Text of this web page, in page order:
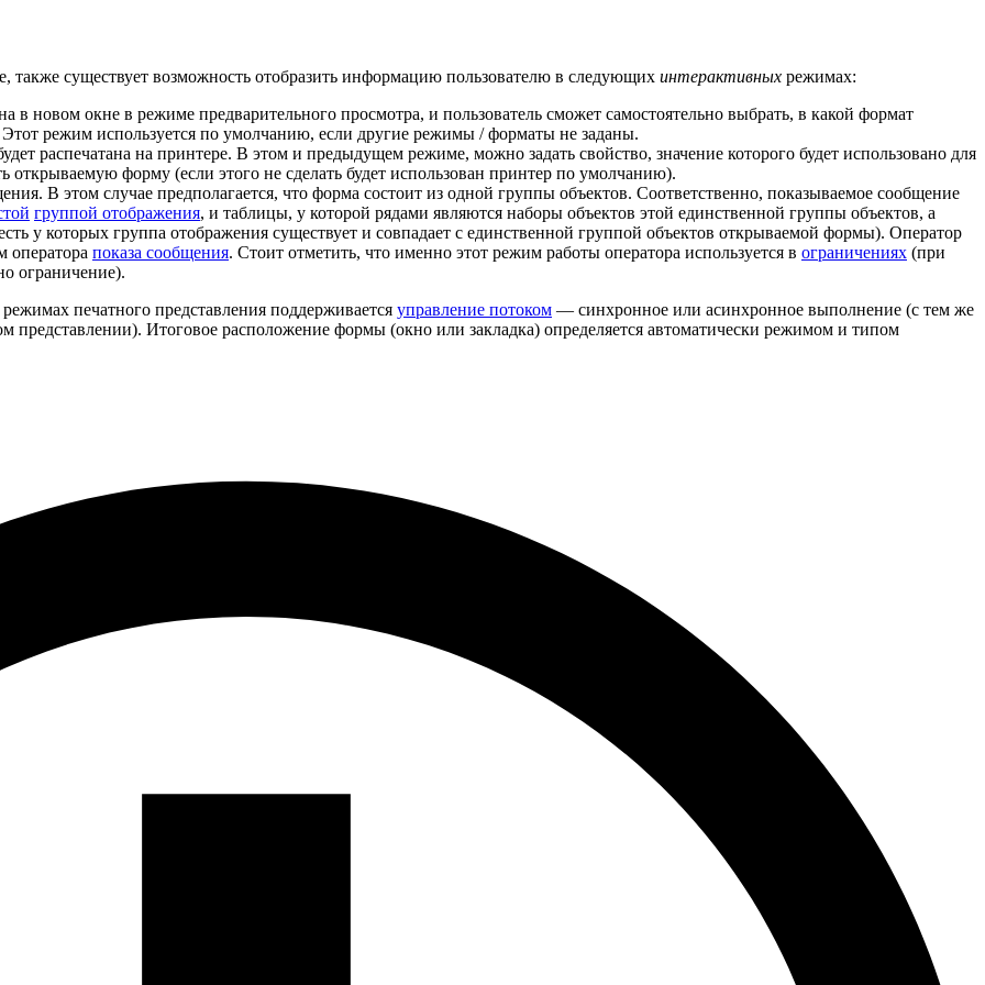
также существует возможность отобразить информацию пользователю в следующих интерактивных режимах:
в новом окне в режиме предварительного просмотра, и пользователь сможет самостоятельно выбрать, в какой формат
Этот режим используется по умолчанию, если другие режимы / форматы не заданы.
распечатана на принтере. В этом и предыдущем режиме, можно задать свойство, значение которого будет использовано для
открываемую форму (если этого не сделать будет использован принтер по умолчанию).
В этом случае предполагается, что форма состоит из одной группы объектов. Соответственно, показываемое сообщение
группой отображения, и таблицы, у которой рядами являются наборы объектов этой единственной группы объектов, а
у которых группа отображения существует и совпадает с единственной группой объектов открываемой формы). Оператор
оператора показа сообщения. Стоит отметить, что именно этот режим работы оператора используется в ограничениях (при
ограничение).
печатного представления поддерживается управление потоком — синхронное или асинхронное выполнение (с тем же
представлении). Итоговое расположение формы (окно или закладка) определяется автоматически режимом и типом